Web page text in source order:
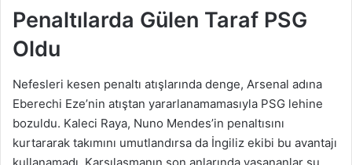
Penaltılarda Gülen Taraf PSG
Oldu
Nefesleri kesen penaltı atışlarında denge, Arsenal adına
Eberechi Eze’nin atıştan yararlanamamasıyla PSG lehine
bozuldu. Kaleci Raya, Nuno Mendes’in penaltısını
kurtararak takımını umutlandırsa da İngiliz ekibi bu avantajı